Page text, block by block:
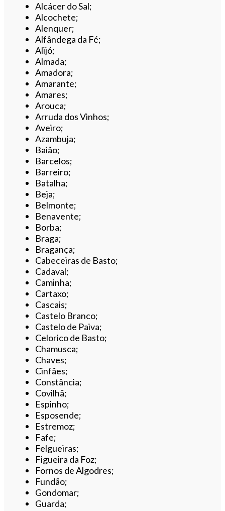
Alcácer do Sal;
Alcochete;
Alenquer;
Alfândega da Fé;
Alijó;
Almada;
Amadora;
Amarante;
Amares;
Arouca;
Arruda dos Vinhos;
Aveiro;
Azambuja;
Baião;
Barcelos;
Barreiro;
Batalha;
Beja;
Belmonte;
Benavente;
Borba;
Braga;
Bragança;
Cabeceiras de Basto;
Cadaval;
Caminha;
Cartaxo;
Cascais;
Castelo Branco;
Castelo de Paiva;
Celorico de Basto;
Chamusca;
Chaves;
Cinfães;
Constância;
Covilhã;
Espinho;
Esposende;
Estremoz;
Fafe;
Felgueiras;
Figueira da Foz;
Fornos de Algodres;
Fundão;
Gondomar;
Guarda;